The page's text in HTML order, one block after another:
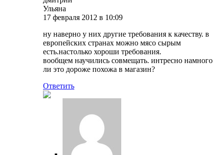
Ульяна
17 февраля 2012 в 10:09
ну наверно у них другие требования к качеству. в
европейских странах можно мясо сырым
есть.настолько хороши требования.
вообщем научились совмещать. интресно намного
ли это дороже похожа в магазин?
Ответить